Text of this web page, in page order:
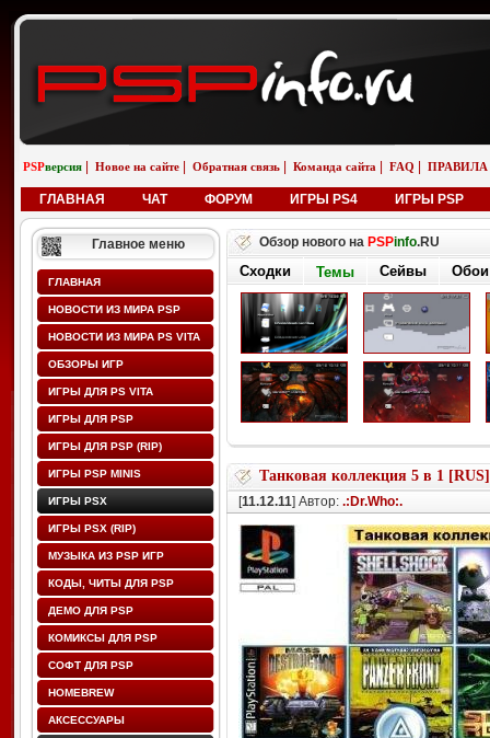
PSPверсия Новое на сайте Обратная связь Команда сайта FAQ ПРАВИЛА
ГЛАВНАЯ ЧАТ ФОРУМ ИГРЫ PS4 ИГРЫ PSP
Главное меню
ГЛАВНАЯ
НОВОСТИ ИЗ МИРА PSP
НОВОСТИ ИЗ МИРА PS VITA
ОБЗОРЫ ИГР
ИГРЫ ДЛЯ PS VITA
ИГРЫ ДЛЯ PSP
ИГРЫ ДЛЯ PSP (RIP)
ИГРЫ PSP MINIS
ИГРЫ PSX
ИГРЫ PSX (RIP)
МУЗЫКА ИЗ PSP ИГР
КОДЫ, ЧИТЫ ДЛЯ PSP
ДЕМО ДЛЯ PSP
КОМИКСЫ ДЛЯ PSP
СОФТ ДЛЯ PSP
HOMEBREW
АКСЕССУАРЫ
Обзор нового на PSPinfo.RU
Сходки Темы Сейвы Обои
Танковая коллекция 5 в 1 [RUS]
[11.12.11] Автор: .:Dr.Who:.